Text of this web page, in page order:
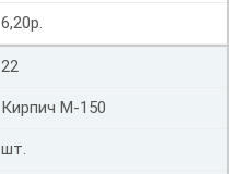
6,20р.
22
Кирпич М-150
шт.